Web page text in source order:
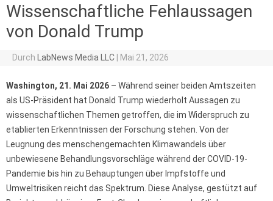
Wissenschaftliche Fehlaussagen
von Donald Trump
Durch LabNews Media LLC Mai 21, 2026
Washington, 21. Mai 2026 – Während seiner beiden Amtszeiten
als US-Präsident hat Donald Trump wiederholt Aussagen zu
wissenschaftlichen Themen getroffen, die im Widerspruch zu
etablierten Erkenntnissen der Forschung stehen. Von der
Leugnung des menschengemachten Klimawandels über
unbewiesene Behandlungsvorschläge während der COVID-19-
Pandemie bis hin zu Behauptungen über Impfstoffe und
Umweltrisiken reicht das Spektrum. Diese Analyse, gestützt auf